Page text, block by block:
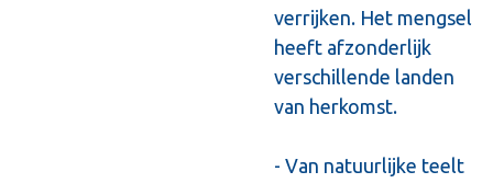
verrijken. Het mengsel
heeft afzonderlijk
verschillende landen
van herkomst.
- Van natuurlijke teelt